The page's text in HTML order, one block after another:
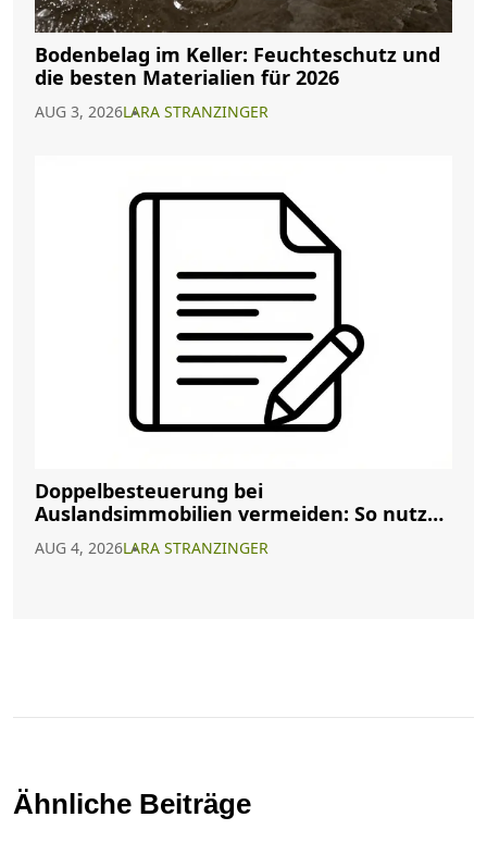
Bodenbelag im Keller: Feuchteschutz und
die besten Materialien für 2026
AUG 3, 2026LARA STRANZINGER
Doppelbesteuerung bei
Auslandsimmobilien vermeiden: So nutzen
AUG 4, 2026LARA STRANZINGER
Ähnliche Beiträge